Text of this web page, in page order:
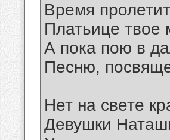
Время
Платьице твое
А пока пою в
Песню,
Нет на свете
Девушки